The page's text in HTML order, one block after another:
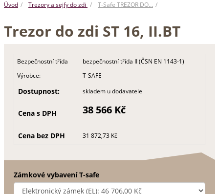
Úvod Trezory a sejfy do zdi T-Safe TREZOR DO…
Trezor do zdi ST 16, II.BT
Bezpečnostní třída
bezpečnostní třída II (ČSN EN 1143-1)
Výrobce:
T-SAFE
Dostupnost: skladem u dodavatele
Cena s DPH 38 566 Kč
Cena bez DPH 31 872,73 Kč
Zámkové vybavení T-safe